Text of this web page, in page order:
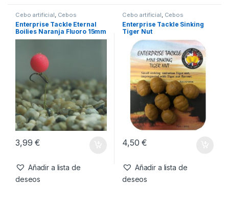
Cebo artificial Cebos
Enterprise Tackle Eternal
Boilies Naranja Fluoro 15mm
3,99€
Añadir a lista de
deseos
Cebo artificial Cebos
Enterprise Tackle Sinking
Tiger Nut
4,50€
Añadir a lista de
deseos